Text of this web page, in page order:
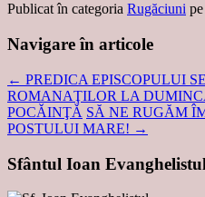
Publicat în categoria Rugăciuni pe
Navigare în articole
← PREDICA EPISCOPULUI
ROMANAŢILOR LA
POCǍINŢǍ SĂ NE RUGĂM
POSTULUI MARE! →
Sfântul Ioan